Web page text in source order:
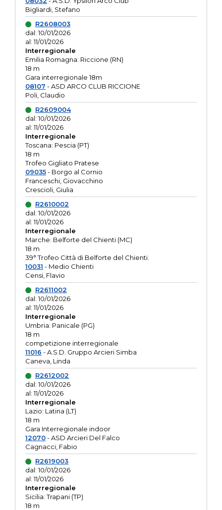
Bigliardi, Stefano
R2608003
dal: 10/01/2026
al: 11/01/2026
Interregionale
Emilia Romagna: Riccione (RN)
18 m
Gara interregionale 18m
08107 - ASD ARCO CLUB RICCIONE
Poli, Claudio
R2609004
dal: 10/01/2026
al: 11/01/2026
Interregionale
Toscana: Pescia (PT)
18 m
Trofeo Gigliato Pratese
09035- Borgo al Cornio
Franceschi, Giovacchino
Crescioli, Giulia
R2610002
dal: 10/01/2026
al: 11/01/2026
Interregionale
Marche: Belforte del Chienti (MC)
18 m
39° Trofeo Città di Belforte del Chienti.
10031 - Medio Chienti
Censi, Flavio
R2611002
dal: 10/01/2026
al: 11/01/2026
Interregionale
Umbria: Panicale (PG)
18 m
competizione interregionale
11016 - A.S.D. Gruppo Arcieri Simba
Caneva, Linda
R2612002
dal: 10/01/2026
al: 11/01/2026
Interregionale
Lazio: Latina (LT)
18 m
Gara Interregionale indoor
12070- ASD Arcieri Del Falco
Cagnacci, Fabio
R2619003
dal: 10/01/2026
al: 11/01/2026
Interregionale
Sicilia: Trapani (TP)
18 m